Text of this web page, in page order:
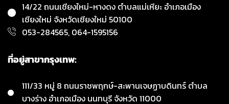
14/22 ถนนเชียงใหม่-หางดง ตำบลแม่เหียะ อำเภอเมือง
เชียงใหม่ จังหวัดเชียงใหม่ 50100
053-284565, 064-1595156
ที่อยู่สาขากรุงเทพ:
111/33 หมู่ 8 ถนนราชพฤกษ์-สะพานเจษฏาบดินทร์ ตำบล
บางร่าง อำเภอเมือง นนทบุรี จังหวัด 11000